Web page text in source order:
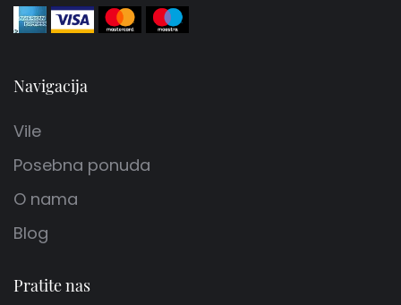
Navigacija
Vile
Posebna ponuda
O nama
Blog
Pratite nas